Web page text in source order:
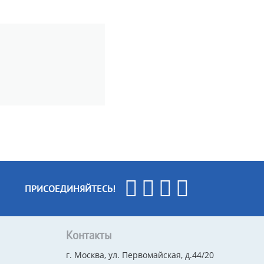
ПРИСОЕДИНЯЙТЕСЬ!
Контакты
г. Москва, ул. Первомайская, д.44/20